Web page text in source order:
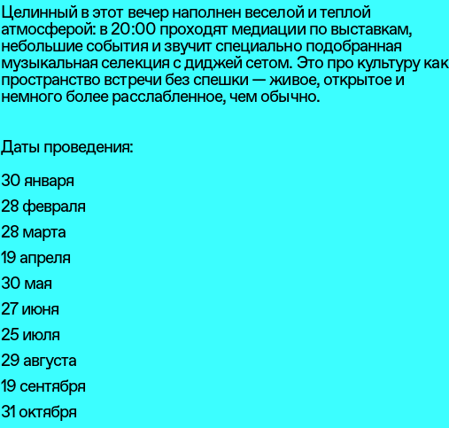
Целинный в этот вечер наполнен веселой и теплой
атмосферой: в 20:00 проходят медиации по выставкам,
небольшие события и звучит специально подобранная
музыкальная селекция с диджей сетом. Это про культуру как
пространство встречи без спешки — живое, открытое и
немного более расслабленное, чем обычно.
Даты проведения:
30 января
28 февраля
28 марта
19 апреля
30 мая
27 июня
25 июля
29 августа
19 сентября
31 октября